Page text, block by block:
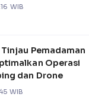
WIB
Pemadaman
Operasi
dan Drone
WIB